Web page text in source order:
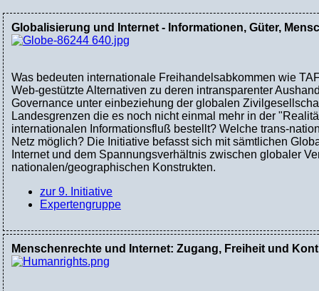
Globalisierung und Internet - Informationen, Güter,
Was bedeuten internationale Freihandelsabkommen wie
Web-gestützte Alternativen zu deren intransparenter
Governance unter einbeziehung der globalen
Landesgrenzen die es noch nicht einmal mehr in der
internationalen Informationsfluß bestellt? Welche trans-
Netz möglich? Die Initiative befasst sich mit sämtlichen
Internet und dem Spannungsverhältnis zwischen globaler
nationalen/geographischen Konstrukten.
zur 9. Initiative
Expertengruppe
Menschenrechte und Internet: Zugang, Freiheit und